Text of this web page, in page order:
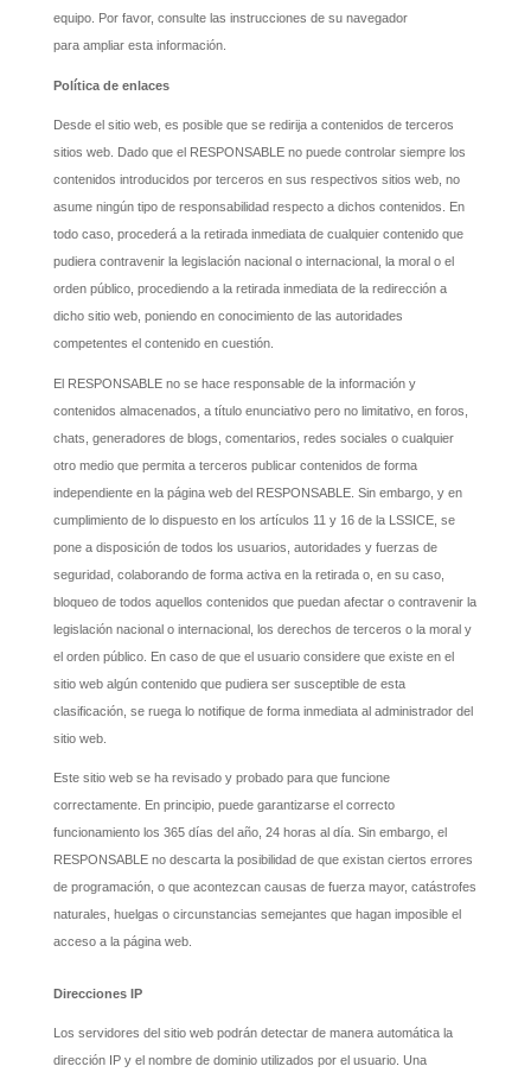
equipo. Por favor, consulte las instrucciones de su navegador
para ampliar esta información.
Política de enlaces
Desde el sitio web, es posible que se redirija a contenidos de terceros
sitios web. Dado que el RESPONSABLE no puede controlar siempre los
contenidos introducidos por terceros en sus respectivos sitios web, no
asume ningún tipo de responsabilidad respecto a dichos contenidos. En
todo caso, procederá a la retirada inmediata de cualquier contenido que
pudiera contravenir la legislación nacional o internacional, la moral o el
orden público, procediendo a la retirada inmediata de la redirección a
dicho sitio web, poniendo en conocimiento de las autoridades
competentes el contenido en cuestión.
El RESPONSABLE no se hace responsable de la información y
contenidos almacenados, a título enunciativo pero no limitativo, en foros,
chats, generadores de blogs, comentarios, redes sociales o cualquier
otro medio que permita a terceros publicar contenidos de forma
independiente en la página web del RESPONSABLE. Sin embargo, y en
cumplimiento de lo dispuesto en los artículos 11 y 16 de la LSSICE, se
pone a disposición de todos los usuarios, autoridades y fuerzas de
seguridad, colaborando de forma activa en la retirada o, en su caso,
bloqueo de todos aquellos contenidos que puedan afectar o contravenir la
legislación nacional o internacional, los derechos de terceros o la moral y
el orden público. En caso de que el usuario considere que existe en el
sitio web algún contenido que pudiera ser susceptible de esta
clasificación, se ruega lo notifique de forma inmediata al administrador del
sitio web.
Este sitio web se ha revisado y probado para que funcione
correctamente. En principio, puede garantizarse el correcto
funcionamiento los 365 días del año, 24 horas al día. Sin embargo, el
RESPONSABLE no descarta la posibilidad de que existan ciertos errores
de programación, o que acontezcan causas de fuerza mayor, catástrofes
naturales, huelgas o circunstancias semejantes que hagan imposible el
acceso a la página web.
Direcciones IP
Los servidores del sitio web podrán detectar de manera automática la
dirección IP y el nombre de dominio utilizados por el usuario. Una